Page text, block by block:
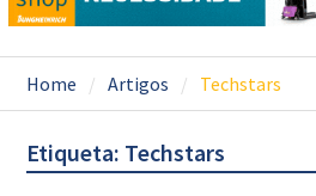
Home Artigos Techstars
Etiqueta: Techstars